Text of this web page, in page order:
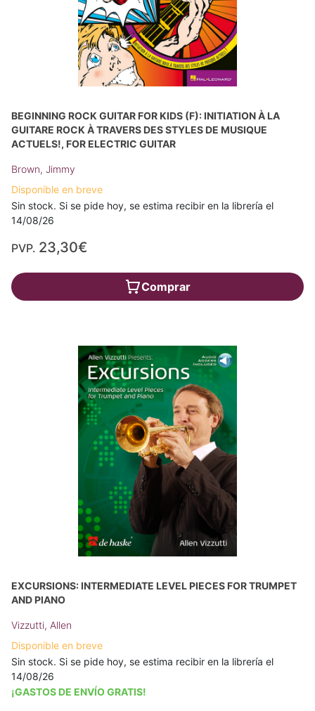
BEGINNING ROCK GUITAR FOR KIDS (F): INITIATION À LA
GUITARE ROCK À TRAVERS DES STYLES DE MUSIQUE
ACTUELS!, FOR ELECTRIC GUITAR
Brown, Jimmy
Disponible en breve
Sin stock. Si se pide hoy, se estima recibir en la librería el
14/08/26
PVP. 23,30€
Comprar
EXCURSIONS: INTERMEDIATE LEVEL PIECES FOR TRUMPET
AND PIANO
Vizzutti, Allen
Disponible en breve
Sin stock. Si se pide hoy, se estima recibir en la librería el
14/08/26
¡GASTOS DE ENVÍO GRATIS!